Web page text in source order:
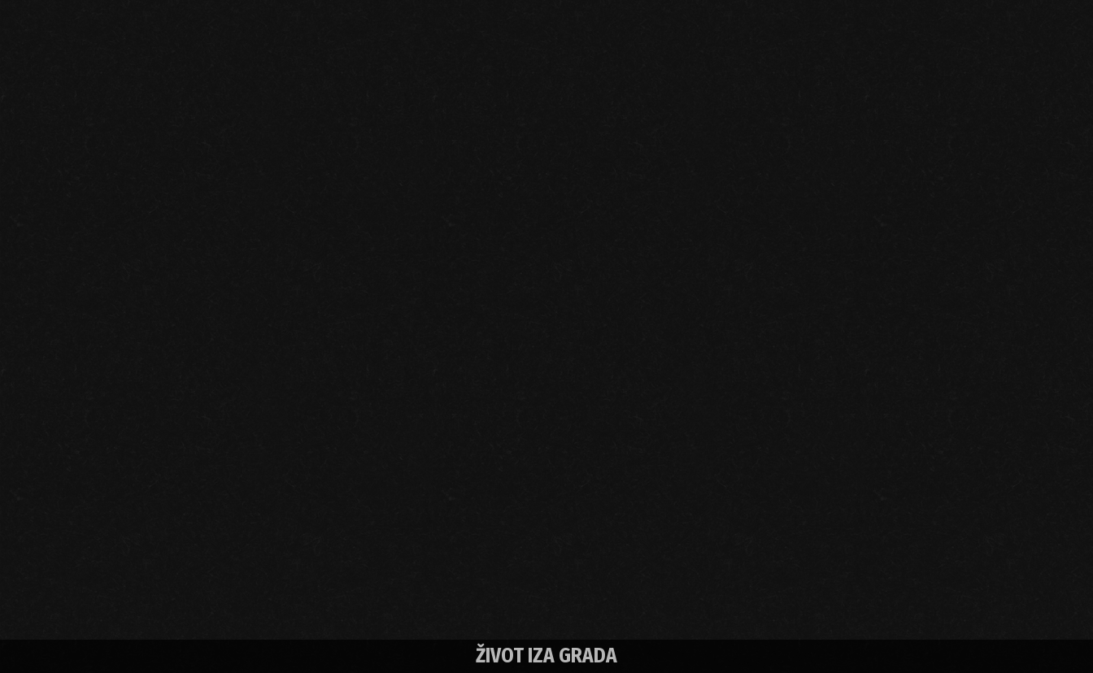
ŽIVOT IZA GRADA